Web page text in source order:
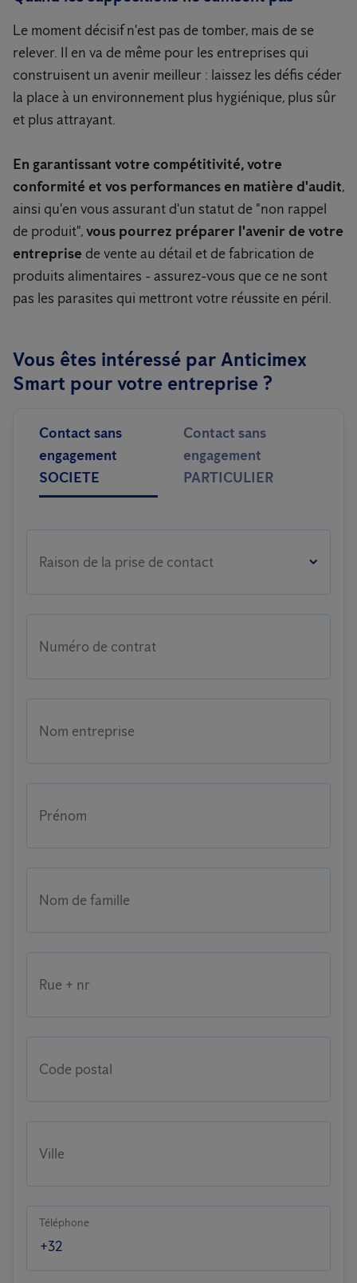
Le moment décisif n'est pas de tomber, mais de se
relever. Il en va de même pour les entreprises qui
construisent un avenir meilleur : laissez les défis céder
la place à un environnement plus hygiénique, plus sûr
et plus attrayant.
En garantissant votre compétitivité, votre
conformité et vos performances en matière d'audit,
ainsi qu'en vous assurant d'un statut de "non rappel
de produit",vous pourrez préparer l'avenir de votre
entreprise de vente au détail et de fabrication de
produits alimentaires - assurez-vous que ce ne sont
pas les parasites qui mettront votre réussite en péril.
Vous êtes intéressé par Anticimex
Smart pour votre entreprise ?
Contact sans
engagement
SOCIETE
Contact sans
engagement
PARTICULIER
Raison de la prise de contact
Numéro de contrat
Nom entreprise
Prénom
Nom de famille
Rue + nr
Code postal
Ville
Téléphone